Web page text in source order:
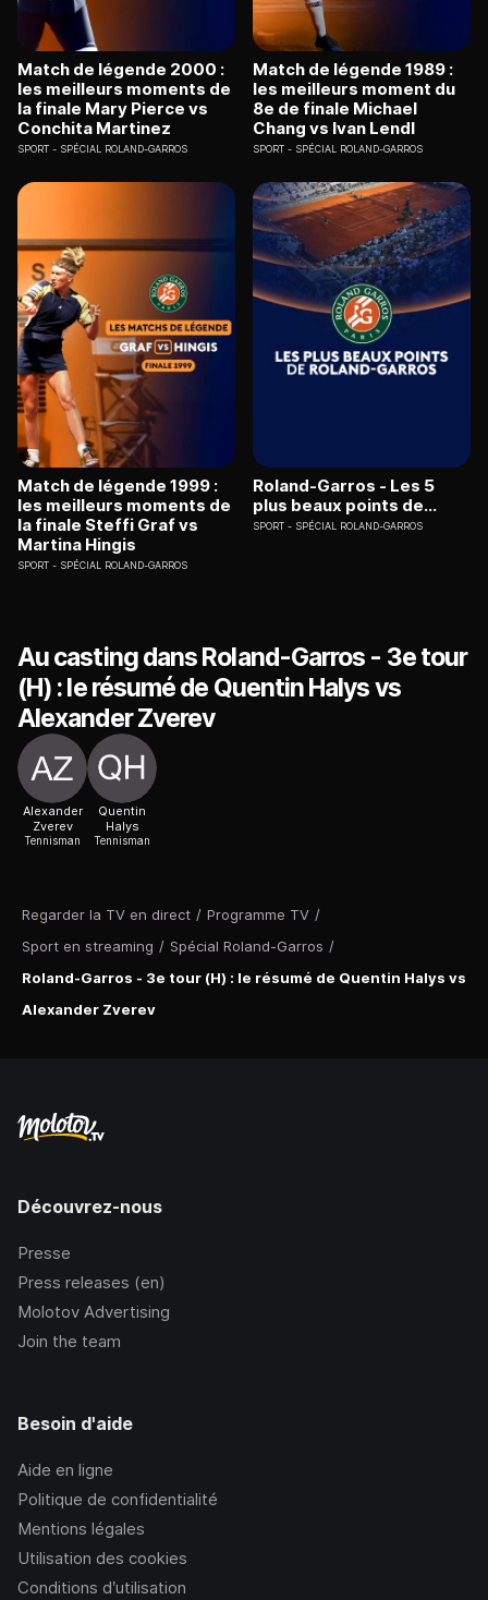
Regarder la TV en direct / Programme TV /
Sport en streaming / Spécial Roland-Garros /
Roland-Garros - 3e tour (H) : le résumé de Quentin Halys vs
Alexander Zverev
Match de légende 2000 :
les meilleurs moments de
la finale Mary Pierce vs
Conchita Martinez
SPORT SPÉCIAL ROLAND-GARROS
Match de légende 1989 :
les meilleurs moment du
8e de finale Michael
Chang vs Ivan Lendl
SPORT SPÉCIAL ROLAND-GARROS
Match de légende 1999 :
les meilleurs moments de
la finale Steffi Graf vs
Martina Hingis
SPORT SPÉCIAL ROLAND-GARROS
Roland-Garros - Les 5
plus beaux points de...
SPORT SPÉCIAL ROLAND-GARROS
Au casting dans Roland-Garros - 3e tour
(H) : le résumé de Quentin Halys vs
Alexander Zverev
Alexander
Zverev
Tennisman
Quentin
Halys
Tennisman
Découvrez-nous
Presse
Press releases (en)
Molotov Advertising
Join the team
Besoin d'aide
Aide en ligne
Politique de confidentialité
Mentions légales
Utilisation des cookies
Conditions d’utilisation